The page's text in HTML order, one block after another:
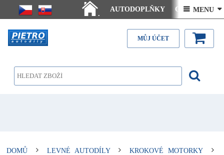
.
AUTODOPLŇKY Ceny doručení
Články - návody Kontakt
 MENU 
MŮJ ÚČET
DOMŮ LEVNÉ AUTODÍLY
KROKOVÉ MOTORKY